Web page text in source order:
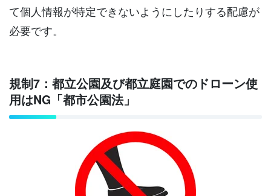
て個人情報が特定できないようにしたりする配慮が
必要です。
規制7：都立公園及び都立庭園でのドローン使
用はNG「都市公園法」